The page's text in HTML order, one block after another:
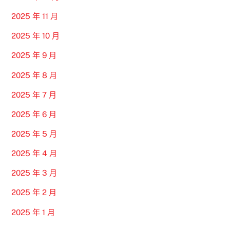
2025 年 11 月
2025 年 10 月
2025 年 9 月
2025 年 8 月
2025 年 7 月
2025 年 6 月
2025 年 5 月
2025 年 4 月
2025 年 3 月
2025 年 2 月
2025 年 1 月